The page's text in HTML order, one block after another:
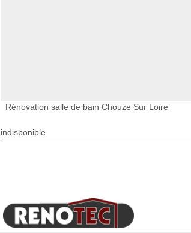
Rénovation salle de bain Chouze Sur Loire
indisponible